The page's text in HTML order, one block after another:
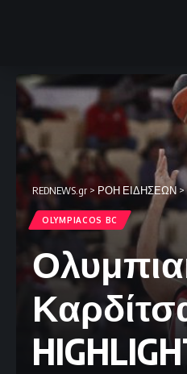
REDNEWS.gr > ΡΟΗ ΕΙΔΗΣΕΩΝ >
OLYMPIACOS BC